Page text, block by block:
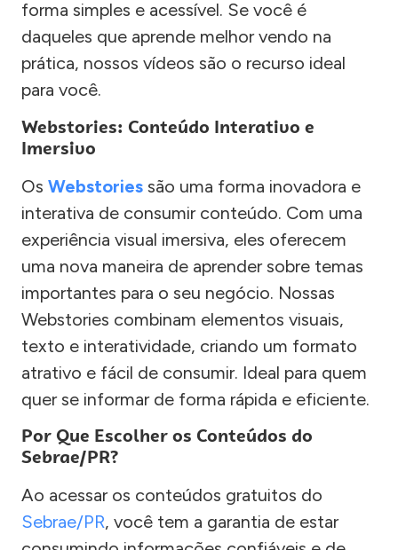
forma simples e acessível. Se você é
daqueles que aprende melhor vendo na
prática, nossos vídeos são o recurso ideal
para você.
Webstories: Conteúdo Interativo e
Imersivo
Os Webstories são uma forma inovadora e
interativa de consumir conteúdo. Com uma
experiência visual imersiva, eles oferecem
uma nova maneira de aprender sobre temas
importantes para o seu negócio. Nossas
Webstories combinam elementos visuais,
texto e interatividade, criando um formato
atrativo e fácil de consumir. Ideal para quem
quer se informar de forma rápida e eficiente.
Por Que Escolher os Conteúdos do
Sebrae/PR?
Ao acessar os conteúdos gratuitos do
Sebrae/PR, você tem a garantia de estar